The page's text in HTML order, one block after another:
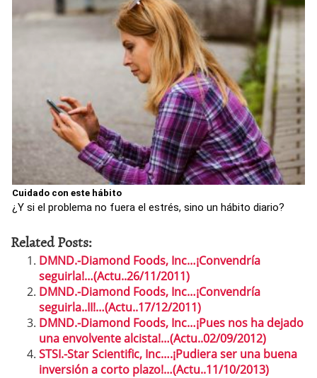
Cuidado con este hábito
¿Y si el problema no fuera el estrés, sino un hábito diario?
Related Posts:
DMND.-Diamond Foods, Inc…¡Convendría
seguirla!…(Actu..26/11/2011)
DMND.-Diamond Foods, Inc…¡Convendría
seguirla..II!…(Actu..17/12/2011)
DMND.-Diamond Foods, Inc…¡Pues nos ha dejado
una envolvente alcista!…(Actu..02/09/2012)
STSI.-Star Scientific, Inc….¡Pudiera ser una buena
inversión a corto plazo!…(Actu..11/10/2013)